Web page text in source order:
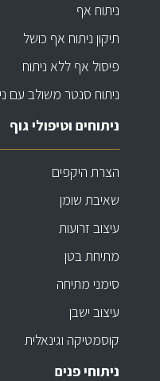
ניתוח אף
תיקון ניתוח אף כושל
פיסול אף ללא ניתוח
ניתוח סנטר משולב עם
ניתוחים וטיפולי גוף
הצרת היקפים
שאיבת שומן
עיצוב זרועות
מתיחת בטן
סימני מתיחה
עיצוב ישבן
קוסמטיקה וגינאלית
ניתוחי פנים